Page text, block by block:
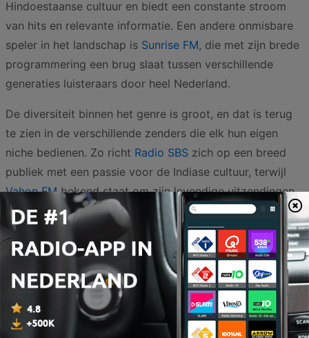
Hindoestaanse cultuur en biedt een constante stroom
van hits en relevante informatie. Een andere onmisbare
speler in het landschap is Sunrise FM, die met zijn brede
programmering een brug slaat tussen verschillende
generaties luisteraars door heel Nederland.
De diversiteit binnen het genre is groot, en dat is terug
te zien in de verschillende zenders die elk hun eigen
niche bedienen. Zo richt Radio SBS zich op een breed
publiek met een passie voor de Indiase cultuur, terwijl
Vahon FM bekend staat om zijn levendige uitzendingen
en sterke verbondenheid met de lokale gemeenschap in
de grote steden. Voor luisteraars die de voorkeur geven
aan een moderne, digitale ervaring met een scherpe
focus op geluidskwaliteit en actuele muziekproducties,
is Music Pro 4u Radioeen uitstekende optie. Ook
AkaashFM
draagt bij aan dit kleurrijke palet door een
mix van traditionele waarden en moderne entertainment